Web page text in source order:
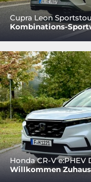
Cupra Leon
Kombinations-
Honda CR-V e:PHEV
Willkommen